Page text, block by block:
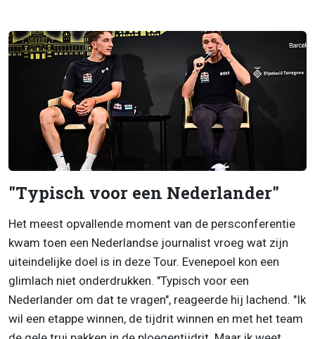
"Typisch voor een Nederlander"
Het meest opvallende moment van de persconferentie
kwam toen een Nederlandse journalist vroeg wat zijn
uiteindelijke doel is in deze Tour. Evenepoel kon een
glimlach niet onderdrukken. "Typisch voor een
Nederlander om dat te vragen", reageerde hij lachend. "Ik
wil een etappe winnen, de tijdrit winnen en met het team